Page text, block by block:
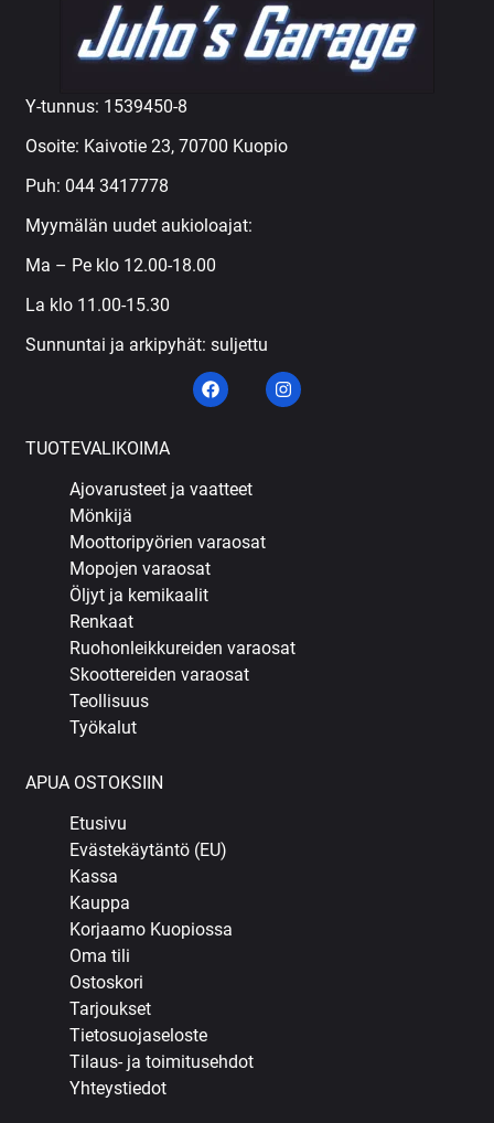
Y-tunnus: 1539450-8
Osoite: Kaivotie 23, 70700 Kuopio
Puh: 044 3417778
Myymälän uudet aukioloajat:
Ma – Pe klo 12.00-18.00
La klo 11.00-15.30
Sunnuntai ja arkipyhät: suljettu
TUOTEVALIKOIMA
Ajovarusteet ja vaatteet
Mönkijä
Moottoripyörien varaosat
Mopojen varaosat
Öljyt ja kemikaalit
Renkaat
Ruohonleikkureiden varaosat
Skoottereiden varaosat
Teollisuus
Työkalut
APUA OSTOKSIIN
Etusivu
Evästekäytäntö (EU)
Kassa
Kauppa
Korjaamo Kuopiossa
Oma tili
Ostoskori
Tarjoukset
Tietosuojaseloste
Tilaus- ja toimitusehdot
Yhteystiedot